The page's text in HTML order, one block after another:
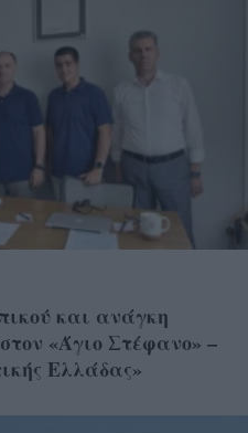
και ανάγκη
«Άγιο Στέφανο» –
Ελλάδας»